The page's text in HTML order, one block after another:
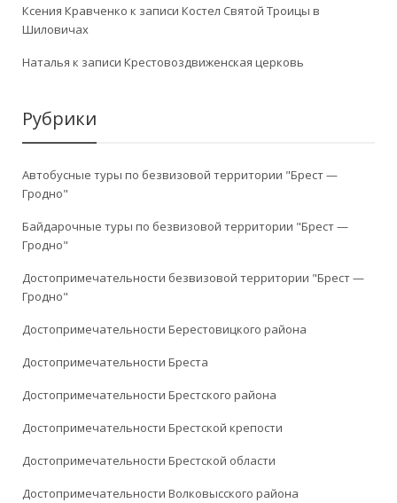
Ксения Кравченко к записи Костел Святой Троицы в
Шиловичах
Наталья к записи Крестовоздвиженская церковь
Рубрики
Автобусные туры по безвизовой территории "Брест —
Гродно"
Байдарочные туры по безвизовой территории "Брест —
Гродно"
Достопримечательности безвизовой территории "Брест —
Гродно"
Достопримечательности Берестовицкого района
Достопримечательности Бреста
Достопримечательности Брестского района
Достопримечательности Брестской крепости
Достопримечательности Брестской области
Достопримечательности Волковысского района